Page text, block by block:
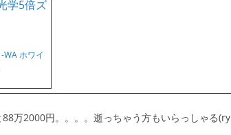
WA ホワイ
万2000円。。。。逝っちゃう方もいらっしゃる(ry